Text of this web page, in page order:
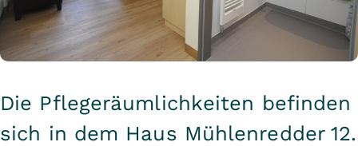
Die Pflegeräumlichkeiten befinden
sich in dem Haus Mühlenredder 12.